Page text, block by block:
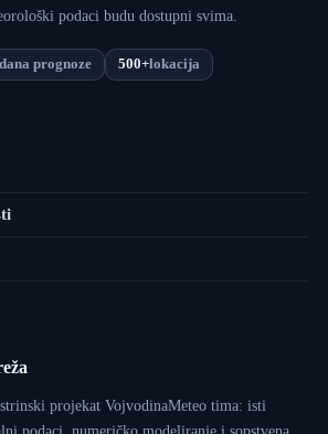
podaci budu dostupni svima.
dana prognoze 500+lokacija
projekat VojvodinaMeteo tima: isti